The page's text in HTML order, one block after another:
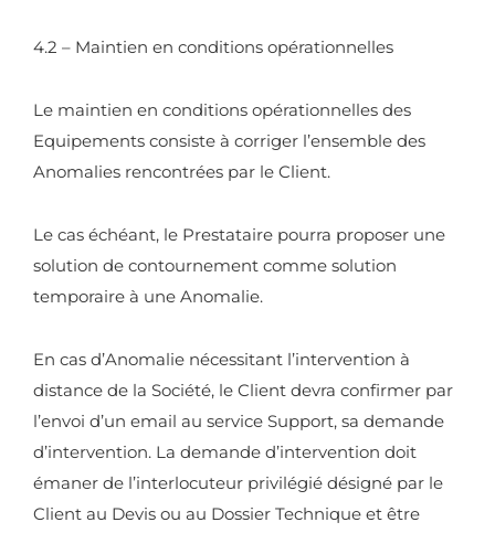
4.2 – Maintien en conditions opérationnelles
Le maintien en conditions opérationnelles des
Equipements consiste à corriger l’ensemble des
Anomalies rencontrées par le Client.
Le cas échéant, le Prestataire pourra proposer une
solution de contournement comme solution
temporaire à une Anomalie.
En cas d’Anomalie nécessitant l’intervention à
distance de la Société, le Client devra confirmer par
l’envoi d’un email au service Support, sa demande
d’intervention. La demande d’intervention doit
émaner de l’interlocuteur privilégié désigné par le
Client au Devis ou au Dossier Technique et être